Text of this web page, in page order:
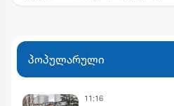
პოპულარული
11:16